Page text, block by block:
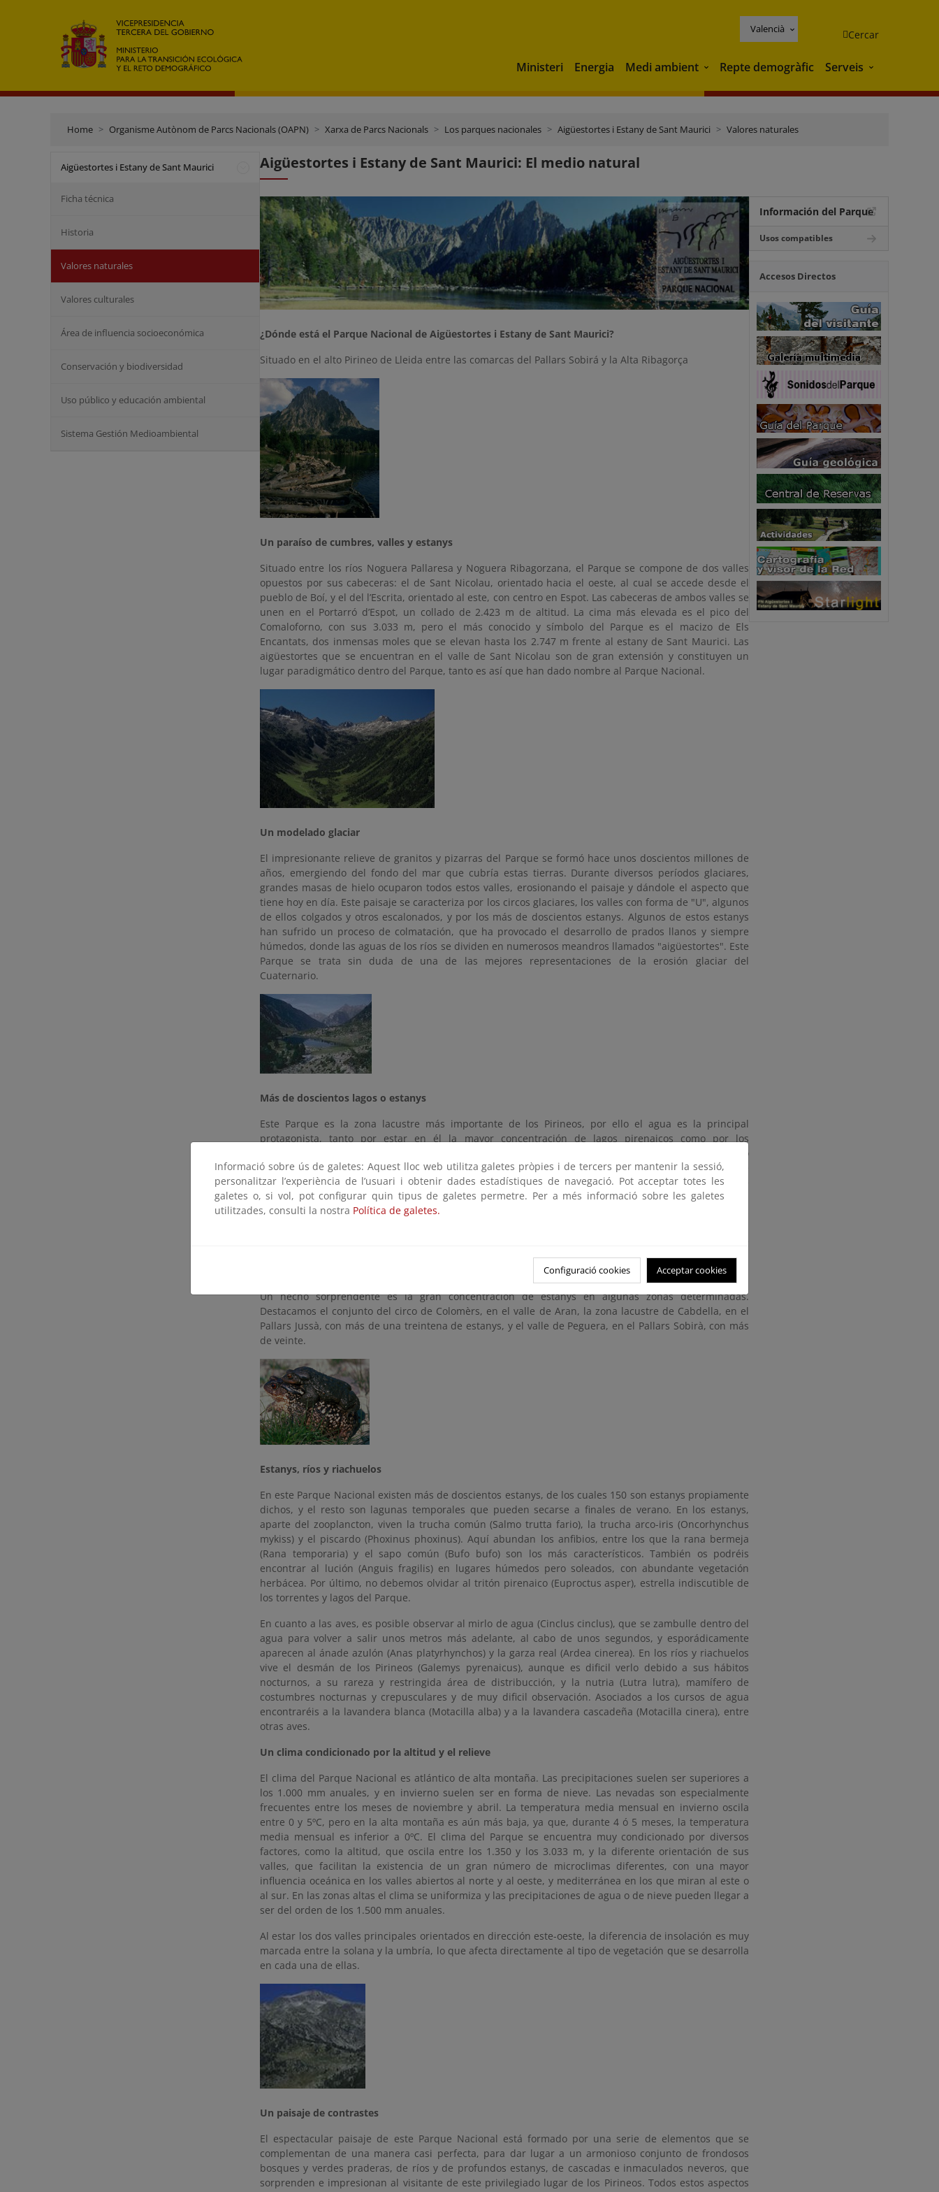
Valencià Cercar
Ministeri Energia Medi ambient Medi ambient
Repte demogràfic Serveis Serveis
Home Organisme Autònom de Parcs Nacionals (OAPN) Xarxa de Parcs Nacionals Los parques nacionales Aigüestortes i Estany de Sant Maurici Valores naturales
Aigüestortes i Estany de Sant Maurici
Ficha técnica
Historia
Valores naturales
Valores culturales
Área de influencia socioeconómica
Conservación y biodiversidad
Uso público y educación ambiental
Sistema Gestión Medioambiental
Aigüestortes i Estany de Sant Maurici: El medio natural
¿Dónde está el Parque Nacional de Aigüestortes i Estany de Sant Maurici?
Situado en el alto Pirineo de Lleida entre las comarcas del Pallars Sobirá y la Alta Ribagorça
Un paraíso de cumbres, valles y estanys
Situado entre los ríos Noguera Pallaresa y Noguera Ribagorzana, el Parque se compone de dos valles
opuestos por sus cabeceras: el de Sant Nicolau, orientado hacia el oeste, al cual se accede desde el
pueblo de Boí, y el del l’Escrita, orientado al este, con centro en Espot. Las cabeceras de ambos valles se
unen en el Portarró d’Espot, un collado de 2.423 m de altitud. La cima más elevada es el pico del
Comaloforno, con sus 3.033 m, pero el más conocido y símbolo del Parque es el macizo de Els
Encantats, dos inmensas moles que se elevan hasta los 2.747 m frente al estany de Sant Maurici. Las
aigüestortes que se encuentran en el valle de Sant Nicolau son de gran extensión y constituyen un
lugar paradigmático dentro del Parque, tanto es así que han dado nombre al Parque Nacional.
Un modelado glaciar
El impresionante relieve de granitos y pizarras del Parque se formó hace unos doscientos millones de
años, emergiendo del fondo del mar que cubría estas tierras. Durante diversos períodos glaciares,
grandes masas de hielo ocuparon todos estos valles, erosionando el paisaje y dándole el aspecto que
tiene hoy en día. Este paisaje se caracteriza por los circos glaciares, los valles con forma de "U", algunos
de ellos colgados y otros escalonados, y por los más de doscientos estanys. Algunos de estos estanys
han sufrido un proceso de colmatación, que ha provocado el desarrollo de prados llanos y siempre
húmedos, donde las aguas de los ríos se dividen en numerosos meandros llamados "aigüestortes". Este
Parque se trata sin duda de una de las mejores representaciones de la erosión glaciar del
Cuaternario.
Más de doscientos lagos o estanys
Este Parque es la zona lacustre más importante de los Pirineos, por ello el agua es la principal
protagonista, tanto por estar en él la mayor concentración de lagos pirenaicos como por los
característicos meandros de alta montaña, tan típicos, que dan nombre al Parque Nacional. Este último
fenómeno se da principalmente y alcanza su mayor belleza en dos de sus ríos, el Sant Nicolau, entre
los lagos Llong y Llebreta, y el Aiguamòg. Los lagos o estanys son más de doscientos (272), entre
grandes y pequeños, casi todos de origen glaciar pero muy variados por su situación, bien en los
fondos de los valles principales, como el Sant Maurici, el Llong o el Llebreta, o bien en los altos fondos
los segundos se encuentran a altitudes entre 2.200 y 2.500 m y están claramente ligados a la propia
Un hecho sorprendente es la gran concentración de estanys en algunas zonas determinadas.
Destacamos el conjunto del circo de Colomèrs, en el valle de Aran, la zona lacustre de Cabdella, en el
Pallars Jussà, con más de una treintena de estanys, y el valle de Peguera, en el Pallars Sobirà, con más
de veinte.
Estanys, ríos y riachuelos
En este Parque Nacional existen más de doscientos estanys, de los cuales 150 son estanys propiamente
dichos, y el resto son lagunas temporales que pueden secarse a finales de verano. En los estanys,
aparte del zooplancton, viven la trucha común (Salmo trutta fario), la trucha arco-iris (Oncorhynchus
mykiss) y el piscardo (Phoxinus phoxinus). Aquí abundan los anfibios, entre los que la rana bermeja
(Rana temporaria) y el sapo común (Bufo bufo) son los más característicos. También os podréis
encontrar al lución (Anguis fragilis) en lugares húmedos pero soleados, con abundante vegetación
herbácea. Por último, no debemos olvidar al tritón pirenaico (Euproctus asper), estrella indiscutible de
los torrentes y lagos del Parque.
En cuanto a las aves, es posible observar al mirlo de agua (Cinclus cinclus), que se zambulle dentro del
agua para volver a salir unos metros más adelante, al cabo de unos segundos, y esporádicamente
aparecen al ánade azulón (Anas platyrhynchos) y la garza real (Ardea cinerea). En los ríos y riachuelos
vive el desmán de los Pirineos (Galemys pyrenaicus), aunque es dificil verlo debido a sus hábitos
nocturnos, a su rareza y restringida área de distribucción, y la nutria (Lutra lutra), mamífero de
costumbres nocturnas y crepusculares y de muy dificil observación. Asociados a los cursos de agua
encontraréis a la lavandera blanca (Motacilla alba) y a la lavandera cascadeña (Motacilla cinera), entre
otras aves.
Un clima condicionado por la altitud y el relieve
El clima del Parque Nacional es atlántico de alta montaña. Las precipitaciones suelen ser superiores a
los 1.000 mm anuales, y en invierno suelen ser en forma de nieve. Las nevadas son especialmente
frecuentes entre los meses de noviembre y abril. La temperatura media mensual en invierno oscila
entre 0 y 5ºC, pero en la alta montaña es aún más baja, ya que, durante 4 ó 5 meses, la temperatura
media mensual es inferior a 0ºC. El clima del Parque se encuentra muy condicionado por diversos
factores, como la altitud, que oscila entre los 1.350 y los 3.033 m, y la diferente orientación de sus
valles, que facilitan la existencia de un gran número de microclimas diferentes, con una mayor
influencia oceánica en los valles abiertos al norte y al oeste, y mediterránea en los que miran al este o
al sur. En las zonas altas el clima se uniformiza y las precipitaciones de agua o de nieve pueden llegar a
ser del orden de los 1.500 mm anuales.
Al estar los dos valles principales orientados en dirección este-oeste, la diferencia de insolación es muy
marcada entre la solana y la umbría, lo que afecta directamente al tipo de vegetación que se desarrolla
en cada una de ellas.
Un paisaje de contrastes
El espectacular paisaje de este Parque Nacional está formado por una serie de elementos que se
complementan de una manera casi perfecta, para dar lugar a un armonioso conjunto de frondosos
bosques y verdes praderas, de ríos y de profundos estanys, de cascadas e inmaculados neveros, que
sorprenden e impresionan al visitante de este privilegiado lugar de los Pirineos. Todos estos aspectos
Información del Parque
Usos compatibles
Accesos Directos
Informació sobre ús de galetes: Aquest lloc web utilitza galetes pròpies i de tercers per mantenir la sessió,
personalitzar l’experiència de l’usuari i obtenir dades estadístiques de navegació. Pot acceptar totes les
galetes o, si vol, pot configurar quin tipus de galetes permetre. Per a més informació sobre les galetes
utilitzades, consulti la nostra Política de galetes.
Configuració cookies Acceptar cookies